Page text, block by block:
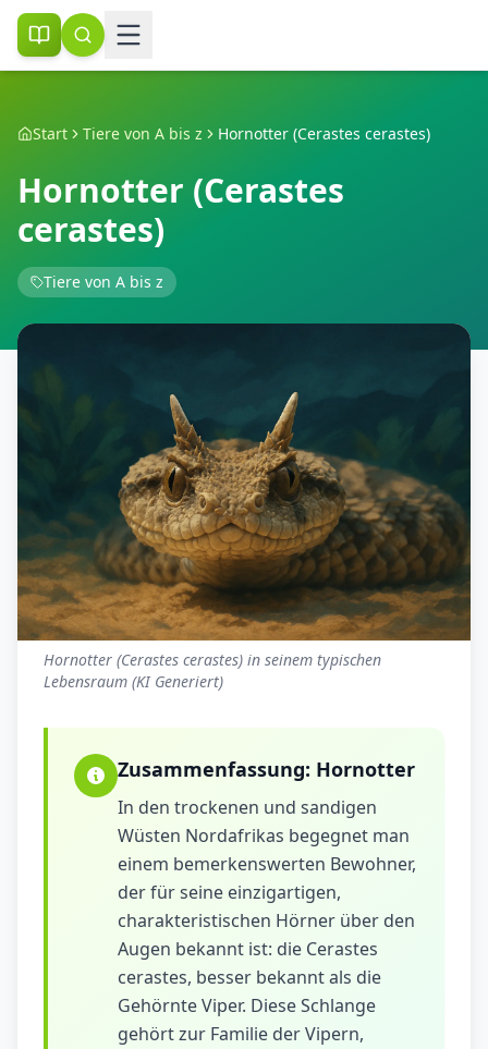
Start Tiere von A bis z Hornotter (Cerastes cerastes)
Hornotter (Cerastes
cerastes)
Tiere von A bis z
Hornotter (Cerastes cerastes) in seinem typischen
Lebensraum (KI Generiert)
Zusammenfassung: Hornotter
In den trockenen und sandigen
Wüsten Nordafrikas begegnet man
einem bemerkenswerten Bewohner,
der für seine einzigartigen,
charakteristischen Hörner über den
Augen bekannt ist: die Cerastes
cerastes, besser bekannt als die
Gehörnte Viper. Diese Schlange
gehört zur Familie der Vipern,